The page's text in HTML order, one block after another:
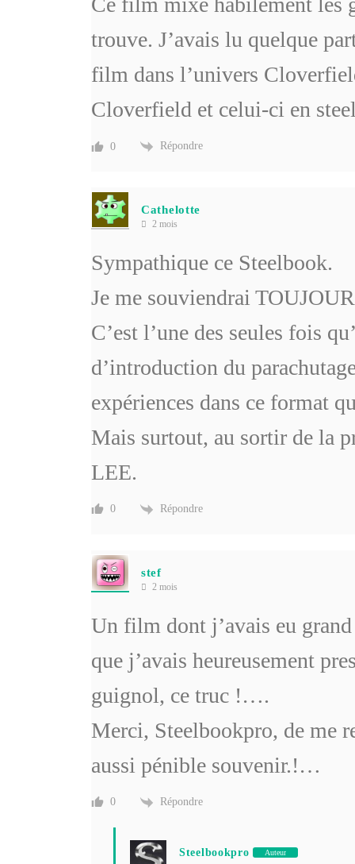
trouve. J’avais lu quelque
film dans l’univers
Cloverfield et celui-ci en
0 Répondre
Cathelotte
2 mois
Sympathique ce Steelbook.
Je me souviendrai
C’est l’une des seules fois
d’introduction du
expériences dans ce format
Mais surtout, au sortir de la
LEE.
0 Répondre
stef
2 mois
Un film dont j’avais eu
que j’avais heureusement
guignol, ce truc !….
Merci, Steelbookpro, de me
aussi pénible souvenir.!…
0 Répondre
Steelbookpro Auteur